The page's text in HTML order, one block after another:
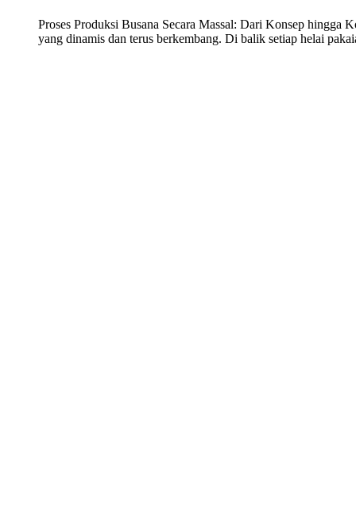
Proses Produksi Busana Secara Massal: Dari Konsep hingga
yang dinamis dan terus berkembang. Di balik setiap helai